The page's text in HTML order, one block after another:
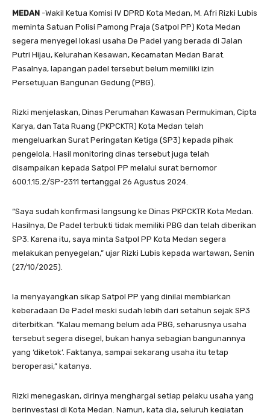
MEDAN -Wakil Ketua Komisi IV DPRD Kota Medan, M. Afri Rizki Lubis
meminta Satuan Polisi Pamong Praja (Satpol PP) Kota Medan
segera menyegel lokasi usaha De Padel yang berada di Jalan
Putri Hijau, Kelurahan Kesawan, Kecamatan Medan Barat.
Pasalnya, lapangan padel tersebut belum memiliki izin
Persetujuan Bangunan Gedung (PBG).
Rizki menjelaskan, Dinas Perumahan Kawasan Permukiman, Cipta
Karya, dan Tata Ruang (PKPCKTR) Kota Medan telah
mengeluarkan Surat Peringatan Ketiga (SP3) kepada pihak
pengelola. Hasil monitoring dinas tersebut juga telah
disampaikan kepada Satpol PP melalui surat bernomor
600.1.15.2/SP-2311 tertanggal 26 Agustus 2024.
“Saya sudah konfirmasi langsung ke Dinas PKPCKTR Kota Medan.
Hasilnya, De Padel terbukti tidak memiliki PBG dan telah diberikan
SP3. Karena itu, saya minta Satpol PP Kota Medan segera
melakukan penyegelan,” ujar Rizki Lubis kepada wartawan, Senin
(27/10/2025).
Ia menyayangkan sikap Satpol PP yang dinilai membiarkan
keberadaan De Padel meski sudah lebih dari setahun sejak SP3
diterbitkan. “Kalau memang belum ada PBG, seharusnya usaha
tersebut segera disegel, bukan hanya sebagian bangunannya
yang ‘diketok’. Faktanya, sampai sekarang usaha itu tetap
beroperasi,” katanya.
Rizki menegaskan, dirinya menghargai setiap pelaku usaha yang
berinvestasi di Kota Medan. Namun, kata dia, seluruh kegiatan